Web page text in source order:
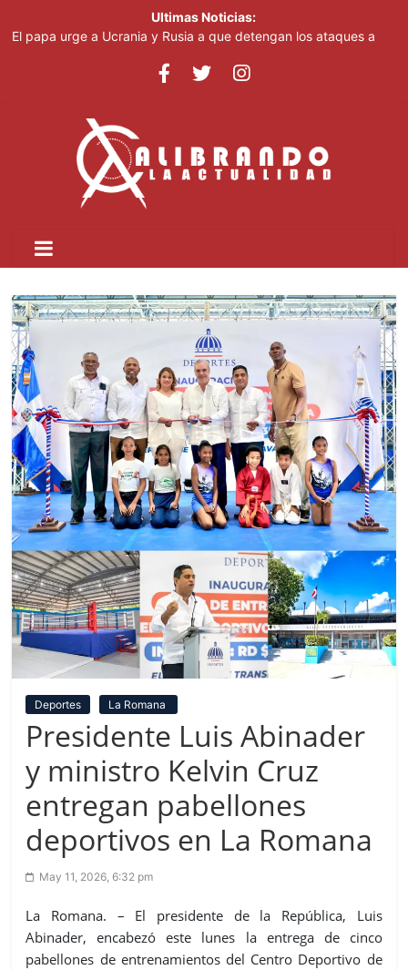
Ultimas Noticias:
El papa urge a Ucrania y Rusia a que detengan los ataques a
Irán afirma que Ormuz seguirá bloqueado hasta que EE. UU.
El papa urge a Ucrania y Rusia a que detengan los ataques a
objetivos civiles
Pronostican cielo grisáceo por polvo del Sahara y temperaturas
calurosas este domingo
Deportes La Romana
Presidente Luis Abinader
y ministro Kelvin Cruz
entregan pabellones
deportivos en La Romana
May 11, 2026, 6:32 pm
La Romana. – El presidente de la República, Luis
Abinader, encabezó este lunes la entrega de cinco
pabellones de entrenamientos del Centro Deportivo de